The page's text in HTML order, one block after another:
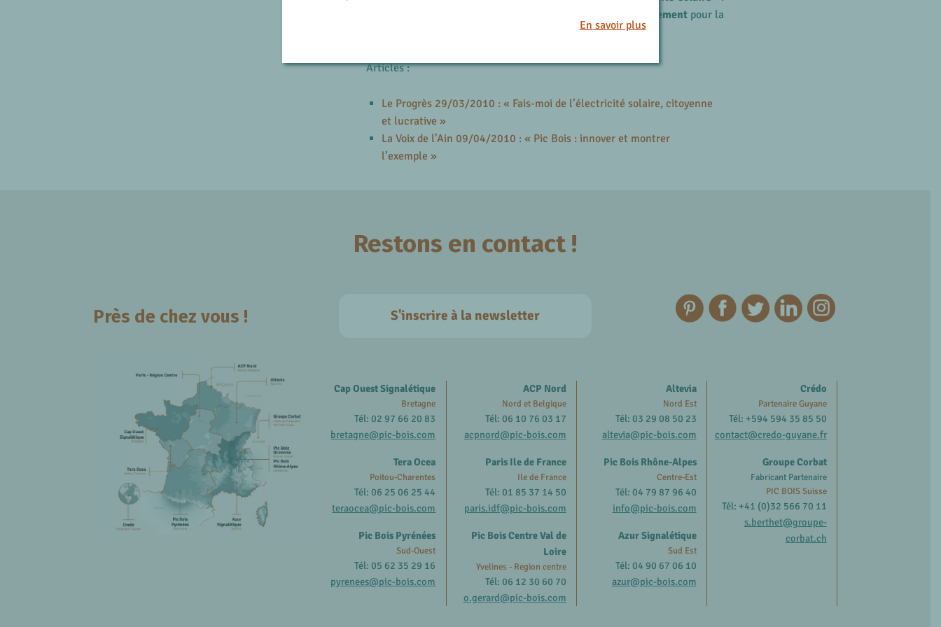
engagementpour la
Articles :
Le Progrès 29/03/2010 : « Fais-moi de l’électricité solaire, citoyenne
et lucrative »
La Voix de l’Ain 09/04/2010 : « Pic Bois : innover et montrer
l’exemple »
Restons en contact !
S'inscrire à la newsletter
Près de chez vous !
Cap Ouest Signalétique
Bretagne
Tél: 02 97 66 20 83
bretagne@pic-bois.com
Tera Ocea
Poitou-Charentes
Tél: 06 25 06 25 44
teraocea@pic-bois.com
Pic Bois Pyrénées
Sud-Ouest
Tél: 05 62 35 29 16
pyrenees@pic-bois.com
ACP Nord
Nord et Belgique
Tél: 06 10 76 03 17
acpnord@pic-bois.com
Paris Ile de France
Ile de France
Tél: 01 85 37 14 50
paris.idf@pic-bois.com
Pic Bois Centre Val de
Loire
Yvelines - Region centre
Tél: 06 12 30 60 70
o.gerard@pic-bois.com
Altevia
Nord Est
Tél: 03 29 08 50 23
altevia@pic-bois.com
Pic Bois Rhône-Alpes
Centre-Est
Tél: 04 79 87 96 40
info@pic-bois.com
Azur Signalétique
Sud Est
Tél: 04 90 67 06 10
azur@pic-bois.com
Crédo
Partenaire Guyane
Tél: +594 594 35 85 50
contact@credo-guyane.fr
Groupe Corbat
Fabricant Partenaire
PIC BOIS Suisse
Tél: +41 (0)32 566 70 11
s.berthet@groupe-
corbat.ch
En savoir plus